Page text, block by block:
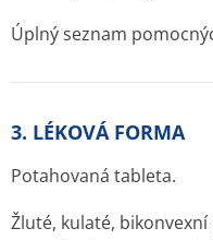
Úplný seznam
3. LÉKOVÁ FORMA
Potahovaná tableta.
Žluté, kulaté,